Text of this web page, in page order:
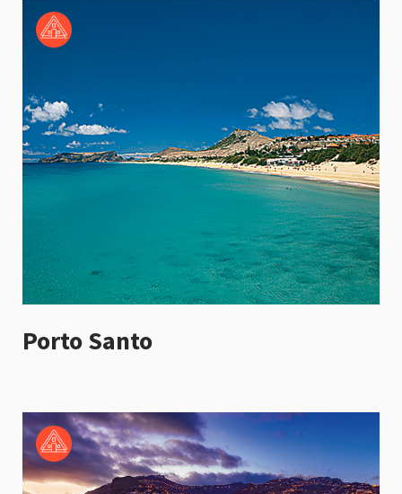
Porto Santo